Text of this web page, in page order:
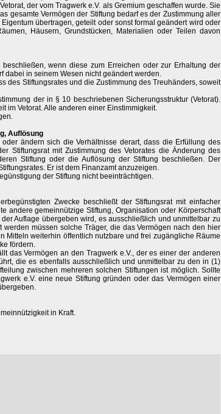
der vom Tragwerk e.V. als Gremium geschaffen wurde. Sie
gesamte Vermögen der Stiftung bedarf es der Zustimmung aller
übertragen, geteilt oder sonst formal geändert wird oder
Häusern, Grundstücken, Materialien oder Teilen davon
wenn diese zum Erreichen oder zur Erhaltung der
dabei in seinem Wesen nicht geändert werden.
des Stiftungsrates und die Zustimmung des Treuhänders, soweit
der in § 10 beschriebenen Sicherungsstruktur (Vetorat).
im Vetorat. Alle anderen einer Einstimmigkeit.
Auflösung
ändern sich die Verhältnisse derart, dass die Erfüllung des
Stiftungsrat mit Zustimmung des Vetorates die Änderung des
Stiftung oder die Auflösung der Stiftung beschließen. Der
Er ist dem Finanzamt anzuzeigen.
der Stiftung nicht beeinträchtigen.
Zwecke beschließt der Stiftungsrat mit einfacher
andere gemeinnützige Stiftung, Organisation oder Körperschaft
Auflage übergeben wird, es ausschließlich und unmittelbar zu
müssen solche Träger, die das Vermögen nach den hier
Mitteln weiterhin öffentlich nutzbare und frei zugängliche Räume
fördern.
das Vermögen an den Tragwerk e.V., der es einer der anderen
die es ebenfalls ausschließlich und unmittelbar zu den in (1)
zwischen mehreren solchen Stiftungen ist möglich. Sollte
e.V. eine neue Stiftung gründen oder das Vermögen einer
in Kraft.